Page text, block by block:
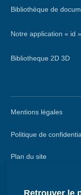
Retrouver le
Bibliothèque de
Notre application « id »
Bibliotheque 2D 3D
Mentions légales
Politique de
Plan du site